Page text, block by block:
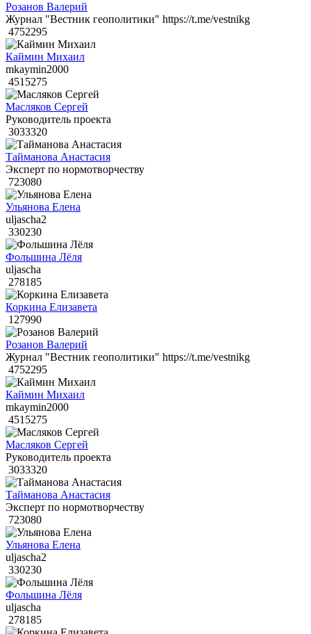
Розанов Валерий
Журнал "Вестник геополитики" https://t.me/vestnikg
4752295
Каймин Михаил
mkaymin2000
4515275
Масляков Сергей
Руководитель проекта
3033320
Тайманова Анастасия
Эксперт по нормотворчеству
723080
Ульянова Елена
uljascha2
330230
Фольшина Лёля
uljascha
278185
Коркина Елизавета
127990
Розанов Валерий
Журнал "Вестник геополитики" https://t.me/vestnikg
4752295
Каймин Михаил
mkaymin2000
4515275
Масляков Сергей
Руководитель проекта
3033320
Тайманова Анастасия
Эксперт по нормотворчеству
723080
Ульянова Елена
uljascha2
330230
Фольшина Лёля
uljascha
278185